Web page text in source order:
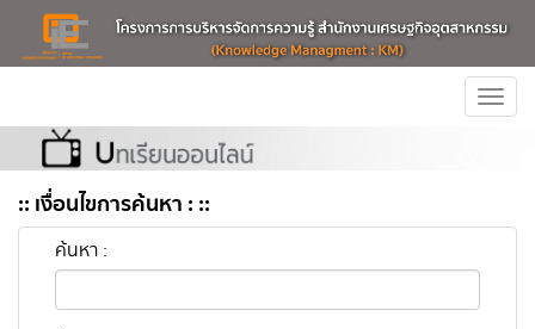
:: เงื่อนไขการค้นหา : ::
ค้นหา :